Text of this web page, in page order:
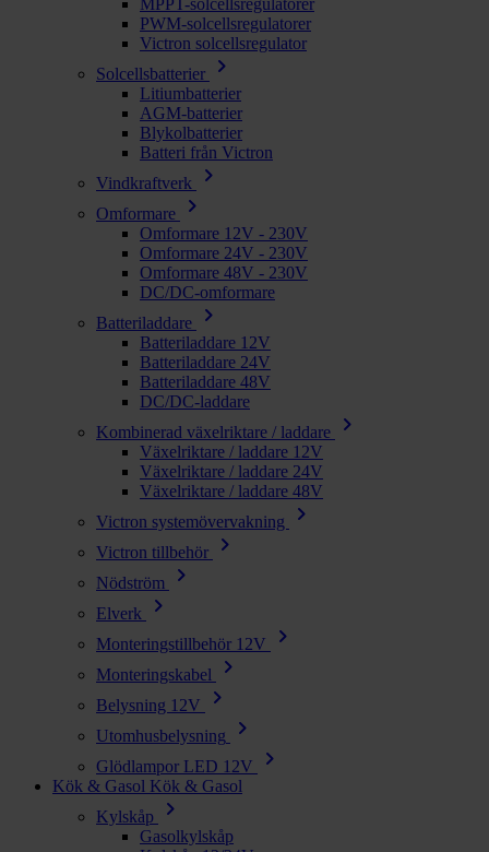
MPPT-solcellsregulatorer
PWM-solcellsregulatorer
Victron solcellsregulator
Solcellsbatterier
chevron_right
Litiumbatterier
AGM-batterier
Blykolbatterier
Batteri från Victron
Vindkraftverk
chevron_right
Omformare chevron_right
Omformare 12V - 230V
Omformare 24V - 230V
Omformare 48V - 230V
DC/DC-omformare
Batteriladdare
chevron_right
Batteriladdare 12V
Batteriladdare 24V
Batteriladdare 48V
DC/DC-laddare
Kombinerad växelriktare / laddare
chevron_right
Växelriktare / laddare 12V
Växelriktare / laddare 24V
Växelriktare / laddare 48V
Victron systemövervakning
chevron_right
Victron tillbehör chevron_right
Nödström chevron_right
Elverk chevron_right
Monteringstillbehör 12V chevron_right
Monteringskabel chevron_right
Belysning 12V chevron_right
Utomhusbelysning chevron_right
Glödlampor LED 12V chevron_right
Kök & Gasol Kök & Gasol
Kylskåp
chevron_right
Gasolkylskåp